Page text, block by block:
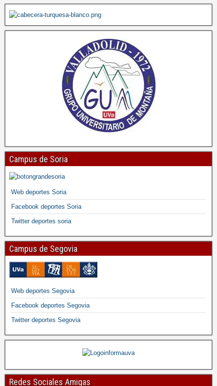
Campus de Soria
Web deportes Soria
Facebook deportes Soria
Twitter deportes soria
Campus de Segovia
Web deportes Segovia
Facebook deportes Segovia
Twitter deportes Segovia
Redes Sociales Amigas